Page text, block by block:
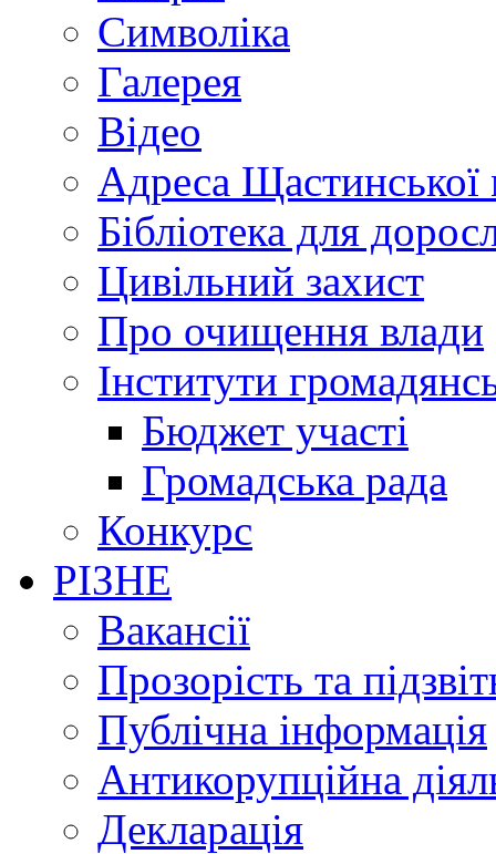
Символіка
Галерея
Відео
Адреса Щастинської
Бібліотека для
Цивільний захист
Про очищення влади
Інститути
Бюджет участі
Громадська рада
Конкурс
РІЗНЕ
Вакансії
Прозорість та
Публічна інформація
Антикорупційна
Декларація